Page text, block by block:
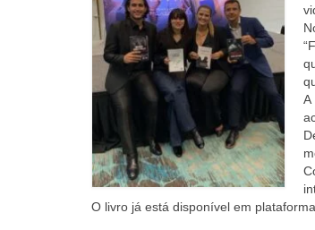
A
O livro já está disponível em